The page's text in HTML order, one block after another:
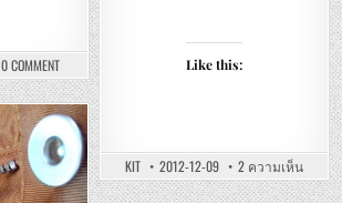
0 COMMENTON
UNIQLO
–
CREW
NECK
SHORT
SLEEVE
COLOR
DRY
T-
SHIRT
Like this:
KIT 2012-12-09 2 ความเห็นบน
UNIQLO
–